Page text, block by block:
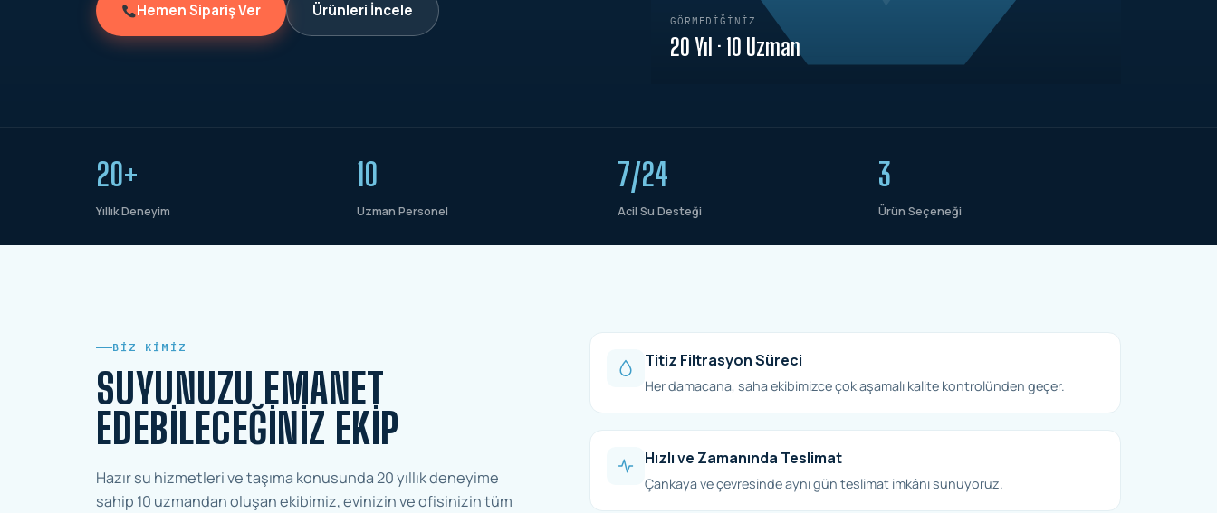
Hemen Sipariş Ver Ürünleri İncele
GÖRMEDIĞINIZ
20 Yıl · 10 Uzman
20+
Yıllık Deneyim
10
Uzman Personel
7/24
Acil Su Desteği
3
Ürün Seçeneği
BIZ KIMIZ
SUYUNUZU EMANET
EDEBILECEĞINIZ EKIP
Hazır su hizmetleri ve taşıma konusunda 20 yıllık deneyime
sahip 10 uzmandan oluşan ekibimiz, evinizin ve ofisinizin tüm
Titiz Filtrasyon Süreci
Her damacana, saha ekibimizce çok aşamalı kalite kontrolünden geçer.
Hızlı ve Zamanında Teslimat
Çankaya ve çevresinde aynı gün teslimat imkânı sunuyoruz.